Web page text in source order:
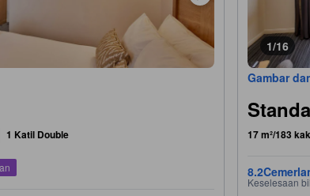
1 Katil Double
1/16
Gambar
17 m²/183
8.2
Keselesaan